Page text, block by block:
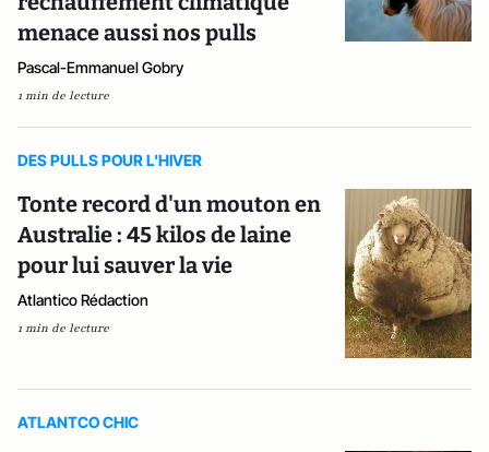
menace aussi nos pulls
Pascal-Emmanuel Gobry
1 min de lecture
DES PULLS POUR L'HIVER
Tonte record d'un mouton en
Australie : 45 kilos de laine
pour lui sauver la vie
Atlantico Rédaction
1 min de lecture
ATLANTCO CHIC